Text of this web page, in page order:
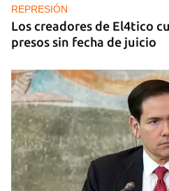
REPRESIÓN
Los creadores de El4tico
presos sin fecha de juicio